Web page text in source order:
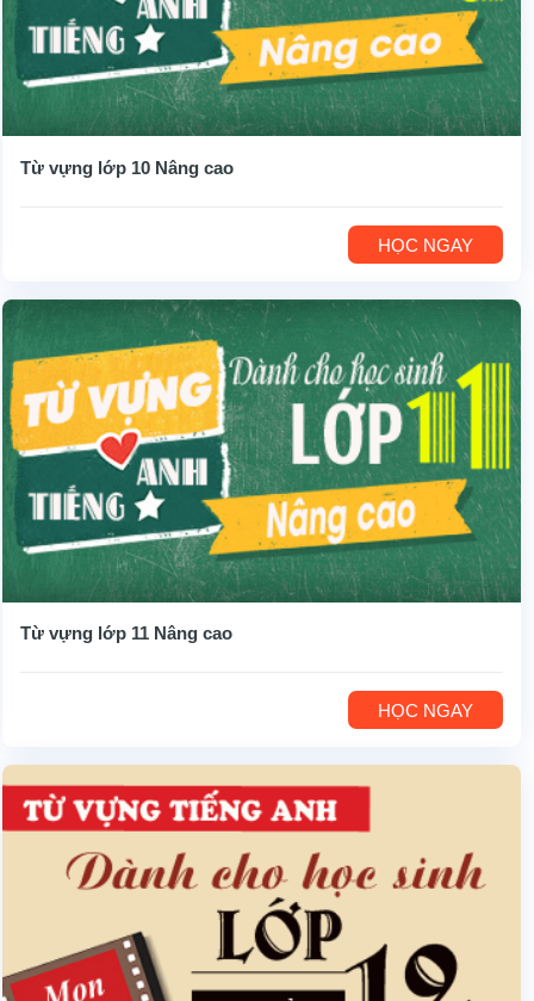
Từ vựng lớp 10 Nâng cao
HỌC NGAY
Từ vựng lớp 11 Nâng cao
HỌC NGAY